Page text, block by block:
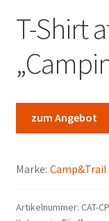
T-Shirt
zum Angebot
Marke: Camp&Trail
Artikelnummer: CAT-